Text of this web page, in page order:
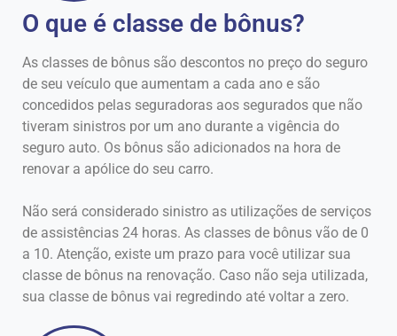
O que é classe de bônus?
As classes de bônus são descontos no preço do seguro
de seu veículo que aumentam a cada ano e são
concedidos pelas seguradoras aos segurados que não
tiveram sinistros por um ano durante a vigência do
seguro auto. Os bônus são adicionados na hora de
renovar a apólice do seu carro.
Não será considerado sinistro as utilizações de serviços
de assistências 24 horas. As classes de bônus vão de 0
a 10. Atenção, existe um prazo para você utilizar sua
classe de bônus na renovação. Caso não seja utilizada,
sua classe de bônus vai regredindo até voltar a zero.